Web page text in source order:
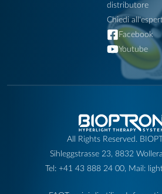
distributore
Chiedi
Facebook
Youtube
All Rights Reserved.
Sihleggstrasse 23, 8832
Tel: +41 43 888 24 00, Mail: